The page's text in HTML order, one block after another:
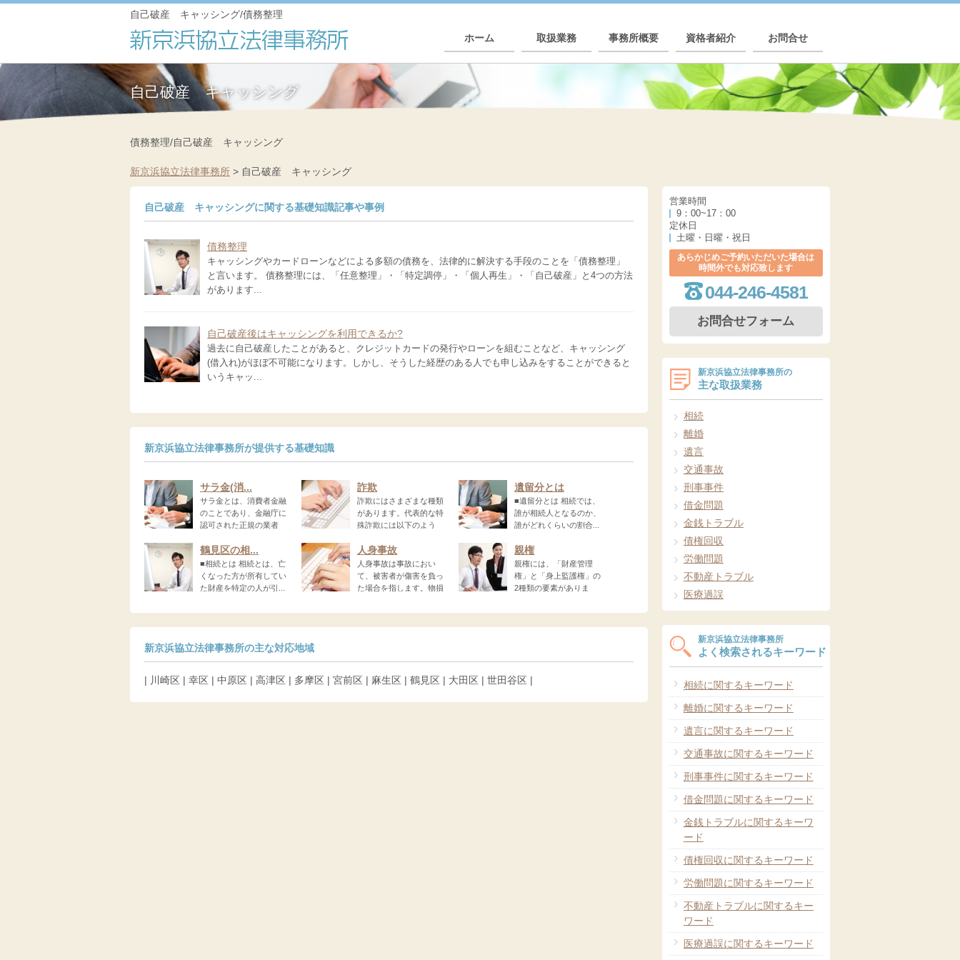
自己破産 キャッシング/債務整理
ホーム 取扱業務 事務所概要 資格者紹介 お問合せ
自己破産 キャッシング
債務整理/自己破産 キャッシング
新京浜協立法律事務所 > 自己破産 キャッシング
自己破産 キャッシングに関する基礎知識記事や事例
債務整理
キャッシングやカードローンなどによる多額の債務を、法律的に解決する手段のことを「債務整理」
と言います。 債務整理には、「任意整理」・「特定調停」・「個人再生」・「自己破産」と4つの方法
があります...
自己破産後はキャッシングを利用できるか?
過去に自己破産したことがあると、クレジットカードの発行やローンを組むことなど、キャッシング
(借入れ)がほぼ不可能になります。しかし、そうした経歴のある人でも申し込みをすることができると
いうキャッ...
新京浜協立法律事務所が提供する基礎知識
サラ金(消...
サラ金とは、消費者金融
のことであり、金融庁に
認可された正規の業者
詐欺
詐欺にはさまざまな種類
があります。代表的な特
殊詐欺には以下のよう
遺留分とは
■遺留分とは 相続では、
誰が相続人となるのか、
誰がどれくらいの割合...
鶴見区の相...
■相続とは 相続とは、亡
くなった方が所有してい
た財産を特定の人が引...
人身事故
人身事故は事故におい
て、被害者が傷害を負っ
た場合を指します。物損
親権
親権には、「財産管理
権」と「身上監護権」の
2種類の要素がありま
新京浜協立法律事務所の主な対応地域
| 川崎区 | 幸区 | 中原区 | 高津区 | 多摩区 | 宮前区 | 麻生区 | 鶴見区 | 大田区 | 世田谷区 |
営業時間
9：00~17：00
定休日
土曜・日曜・祝日
あらかじめご予約いただいた場合は
時間外でも対応致します
044-246-4581
お問合せフォーム
新京浜協立法律事務所の
主な取扱業務
相続
離婚
遺言
交通事故
刑事事件
借金問題
金銭トラブル
債権回収
労働問題
不動産トラブル
医療過誤
新京浜協立法律事務所
よく検索されるキーワード
相続に関するキーワード
離婚に関するキーワード
遺言に関するキーワード
交通事故に関するキーワード
刑事事件に関するキーワード
借金問題に関するキーワード
金銭トラブルに関するキーワ
ード
債権回収に関するキーワード
労働問題に関するキーワード
不動産トラブルに関するキー
ワード
医療過誤に関するキーワード